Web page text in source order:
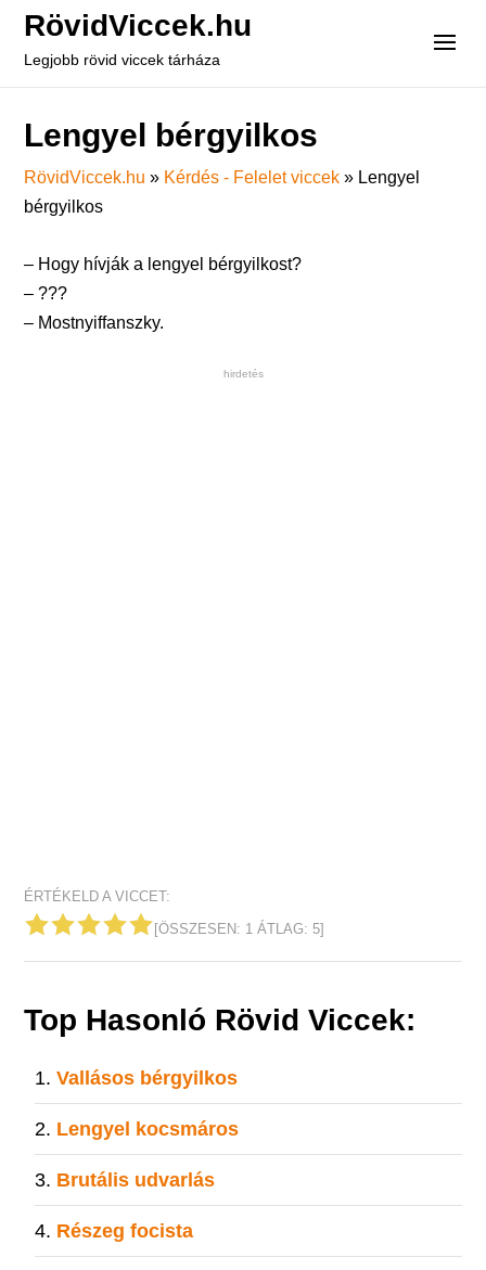
RövidViccek.hu
Legjobb rövid viccek tárháza
Lengyel bérgyilkos
RövidViccek.hu » Kérdés - Felelet viccek » Lengyel
bérgyilkos
– Hogy hívják a lengyel bérgyilkost?
– ???
– Mostnyiffanszky.
hirdetés
ÉRTÉKELD A VICCET:
[ÖSSZESEN: 1 ÁTLAG:5]
Top Hasonló Rövid Viccek:
Vallásos bérgyilkos
Lengyel kocsmáros
Brutális udvarlás
Részeg focista